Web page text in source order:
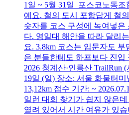
1일 ~ 5월 31일 포스코노동조
예요. 철의 도시 포항답게 철
숫자를 코스 구성에 녹여넣은
다. 영일대 해안을 따라 달리
요. 3.8km 코스는 입문자도 부
은 분들한테도 하프보다 진입
2026 청계산·인릉산 TrailRun
19일 (일) 장소: 서울 화물터
13,12km 접수 기간: ~
일런 대회 찾기가 쉽지 않은데
열려 있어서 시간 여유가 있